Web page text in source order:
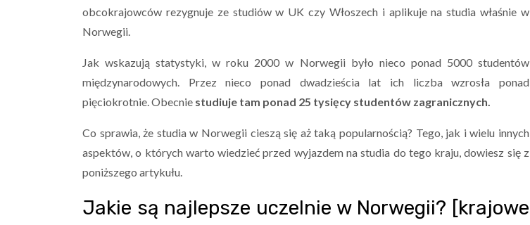
obcokrajowców rezygnuje ze studiów w UK czy Włoszech i aplikuje na studia właśnie w
Norwegii.
Jak wskazują statystyki, w roku 2000 w Norwegii było nieco ponad 5000 studentów
międzynarodowych. Przez nieco ponad dwadzieścia lat ich liczba wzrosła ponad
pięciokrotnie.Obecnie studiuje tam ponad 25 tysięcy studentów zagranicznych.
Co sprawia, że studia w Norwegii cieszą się aż taką popularnością? Tego, jak i wielu innych
aspektów, o których warto wiedzieć przed wyjazdem na studia do tego kraju, dowiesz się z
poniższego artykułu.
Jakie są najlepsze uczelnie w Norwegii? [krajowe